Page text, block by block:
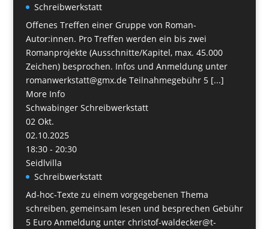
Schreibwerkstatt
Offenes Treffen einer Gruppe von Roman-
Autor:innen. Pro Treffen werden ein bis zwei
Romanprojekte (Ausschnitte/Kapitel, max. 45.000
Zeichen) besprochen. Infos und Anmeldung unter
romanwerkstatt@gmx.de Teilnahmegebühr 5 [...]
More Info
Schwabinger Schreibwerkstatt
02 Okt.
02.10.2025
18:30 - 20:30
Seidlvilla
Schreibwerkstatt
Ad-hoc-Texte zu einem vorgegebenen Thema
schreiben, gemeinsam lesen und besprechen Gebühr
5 Euro Anmeldung unter christof-waldecker@t-